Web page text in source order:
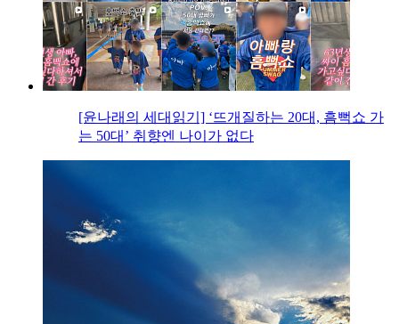
[윤나래의 세대읽기] ‘뜨개질하는 20대, 흠뻑쇼 가
는 50대’ 취향엔 나이가 없다